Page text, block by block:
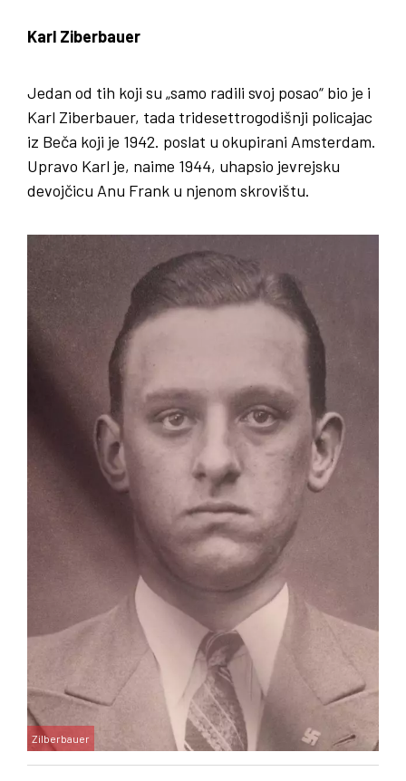
Karl Ziberbauer
Jedan od tih koji su „samo radili svoj posao“ bio je i
Karl Ziberbauer, tada tridesettrogodišnji policajac
iz Beča koji je 1942. poslat u okupirani Amsterdam.
Upravo Karl je, naime 1944, uhapsio jevrejsku
devojčicu Anu Frank u njenom skrovištu.
Zilberbauer